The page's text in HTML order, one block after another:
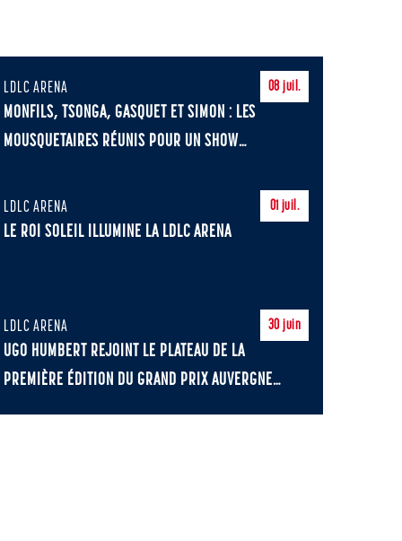
LDLC ARENA 08 juil.
MONFILS, TSONGA, GASQUET ET SIMON : LES
MOUSQUETAIRES RÉUNIS POUR UN SHOW
LDLC ARENA 01 juil.
LE ROI SOLEIL ILLUMINE LA LDLC ARENA
LDLC ARENA 30 juin
UGO HUMBERT REJOINT LE PLATEAU DE LA
PREMIÈRE ÉDITION DU GRAND PRIX AUVERGNE